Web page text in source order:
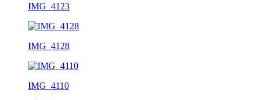
IMG_4123
IMG_4128
IMG_4110